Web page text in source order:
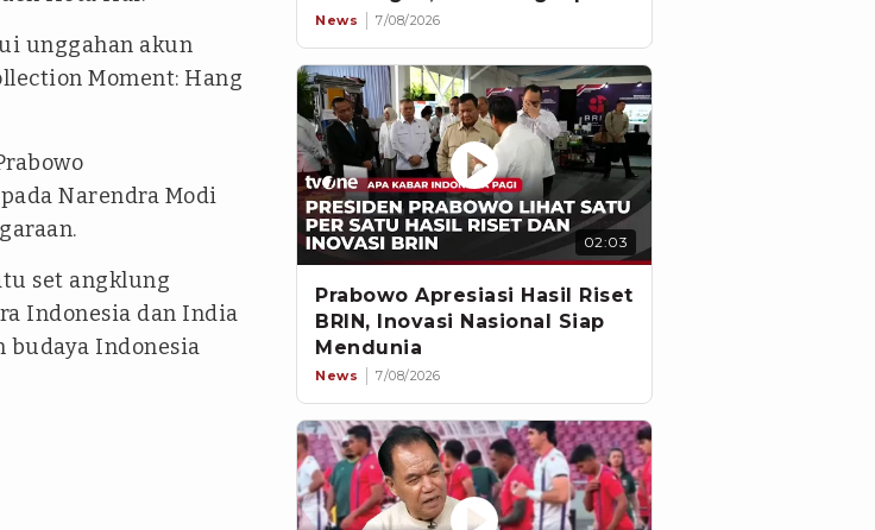
unggahan akun
Moment: Hang
Narendra Modi
set angklung
Indonesia dan India
budaya Indonesia
Investigasi
News 7/08/2026
02:03
Prabowo Apresiasi Hasil Riset
BRIN, Inovasi Nasional Siap
Mendunia
News 7/08/2026